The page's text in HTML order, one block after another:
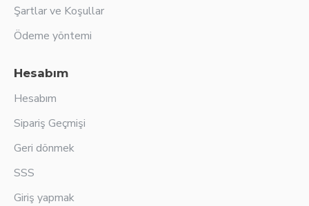
Şartlar ve Koşullar
Ödeme yöntemi
Hesabım
Hesabım
Sipariş Geçmişi
Geri dönmek
SSS
Giriş yapmak